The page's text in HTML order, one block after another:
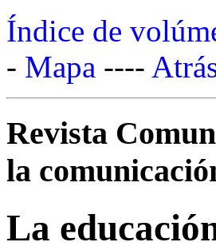
Índice de
- Mapa ----
Revista
la
La